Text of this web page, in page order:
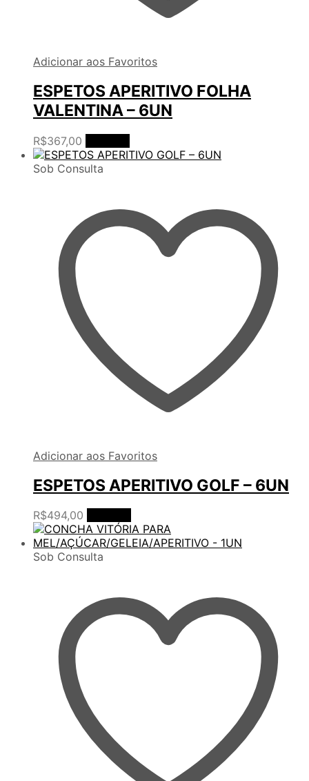
Adicionar aos Favoritos
ESPETOS APERITIVO FOLHA
VALENTINA – 6UN
R$367,00
Sob Consulta
Adicionar aos Favoritos
ESPETOS APERITIVO GOLF – 6UN
R$494,00
Sob Consulta